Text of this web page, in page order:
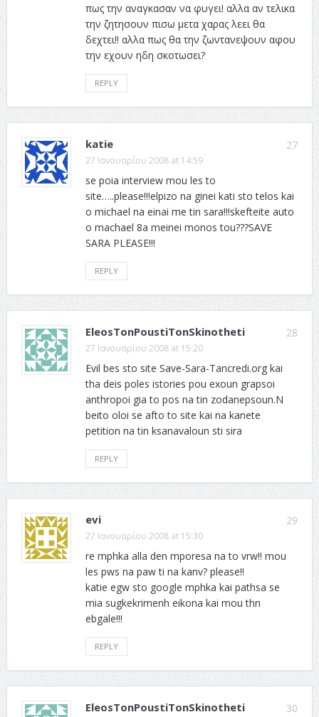
πως την αναγκασαν να φυγει! αλλα αν τελικα
την ζητησουν πισω μετα χαρας λεει θα
δεχτει!! αλλα πως θα την ζωντανεψουν αφου
την εχουν ηδη σκοτωσει?
REPLY
27
katie
27 Ιανουαρίου 2008 at 14:59
se poia interview mou les to
site…..please!!!elpizo na ginei kati sto telos kai
o michael na einai me tin sara!!!skefteite auto
o machael 8a meinei monos tou???SAVE
SARA PLEASE!!!
REPLY
28
EleosTonPoustiTonSkinotheti
27 Ιανουαρίου 2008 at 15:20
Evil bes sto site Save-Sara-Tancredi.org kai
tha deis poles istories pou exoun grapsoi
anthropoi gia to pos na tin zodanepsoun.N
beito oloi se afto to site kai na kanete
petition na tin ksanavaloun sti sira
REPLY
29
evi
27 Ιανουαρίου 2008 at 15:30
re mphka alla den mporesa na to vrw!! mou
les pws na paw ti na kanv? please!!
katie egw sto google mphka kai pathsa se
mia sugkekrimenh eikona kai mou thn
ebgale!!!
REPLY
30
EleosTonPoustiTonSkinotheti